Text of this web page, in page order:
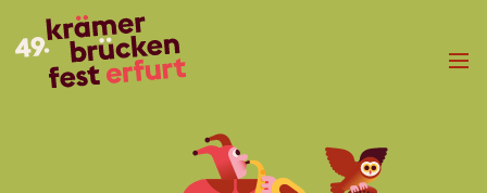
Menü